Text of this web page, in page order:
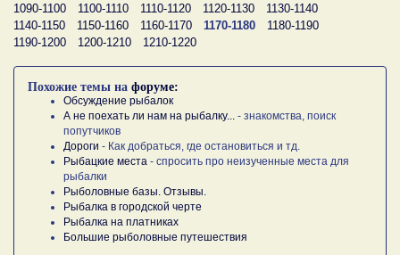
1090-1100
1100-1110 1110-1120 1120-1130
1130-1140
1140-1150
1150-1160 1160-1170 1170-1180
1180-1190
1190-1200
1200-1210 1210-1220
Похожие темы на форуме:
Обсуждение рыбалок
А не поехать ли нам на рыбалку...
- знакомства, поиск
попутчиков
Дороги - Как добраться, где остановиться и тд.
Рыбацкие места - спросить про неизученные места для
рыбалки
Рыболовные базы. Отзывы.
Рыбалка в городской черте
Рыбалка на платниках
Большие рыболовные путешествия